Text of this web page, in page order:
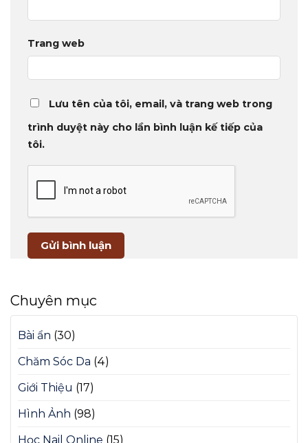
Trang web
Lưu tên của tôi, email, và trang web trong
trình duyệt này cho lần bình luận kế tiếp của
tôi.
Chuyên mục
Bài ẩn (30)
Chăm Sóc Da (4)
Giới Thiệu (17)
Hình Ảnh (98)
Học Nail Online (15)